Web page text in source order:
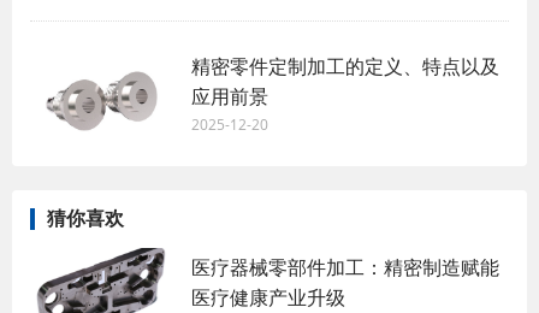
精密零件定制加工的定义、特点以及
应用前景
2025-12-20
猜你喜欢
医疗器械零部件加工：精密制造赋能
医疗健康产业升级